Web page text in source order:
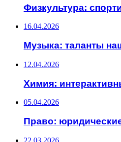
Физкультура:
16.04.2026
Музыка: таланты
12.04.2026
Химия:
05.04.2026
Право:
22.03.2026